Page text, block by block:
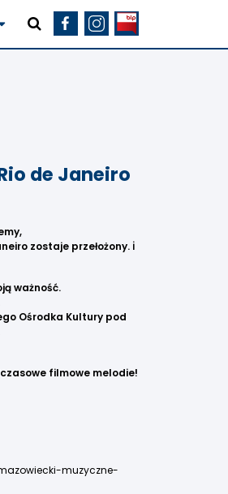
de Janeiro
zostaje przełożony. ℹ️
ważność.
Ośrodka Kultury pod
filmowe melodie!
muzyczne-